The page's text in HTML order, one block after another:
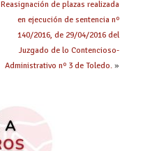
Reasignación de plazas realizada
en ejecución de sentencia nº
140/2016, de 29/04/2016 del
Juzgado de lo Contencioso-
Administrativo nº 3 de Toledo.»